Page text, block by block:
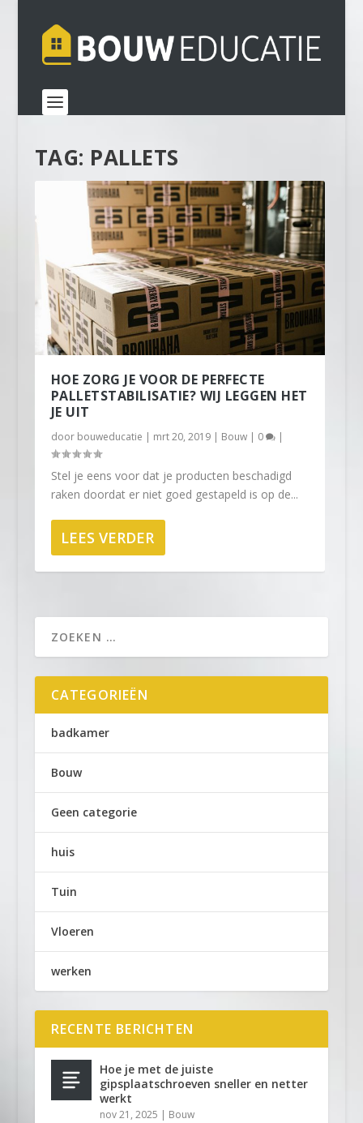
TAG: PALLETS
HOE ZORG JE VOOR DE PERFECTE
PALLETSTABILISATIE? WIJ LEGGEN HET
JE UIT
door bouweducatie | mrt 20, 2019| Bouw| 0 |
Stel je eens voor dat je producten beschadigd
raken doordat er niet goed gestapeld is op de...
LEES VERDER
CATEGORIEËN
badkamer
Bouw
Geen categorie
huis
Tuin
Vloeren
werken
RECENTE BERICHTEN
Hoe je met de juiste
gipsplaatschroeven sneller en netter
werkt
nov 21, 2025 | Bouw